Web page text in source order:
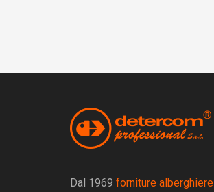
Dal 1969 forniture alberghiere